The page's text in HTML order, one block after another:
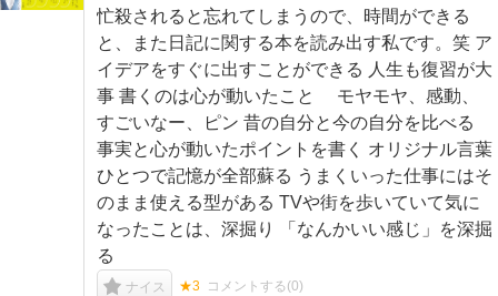
忙殺されると忘れてしまうので、時間ができる
と、また日記に関する本を読み出す私です。笑 ア
イデアをすぐに出すことができる 人生も復習が大
事 書くのは心が動いたこと モヤモヤ、感動、
すごいなー、ピン 昔の自分と今の自分を比べる
事実と心が動いたポイントを書く オリジナル言葉
ひとつで記憶が全部蘇る うまくいった仕事にはそ
のまま使える型がある TVや街を歩いていて気に
なったことは、深掘り 「なんかいい感じ」を深掘
る
ナイス ★3 コメントする(0)